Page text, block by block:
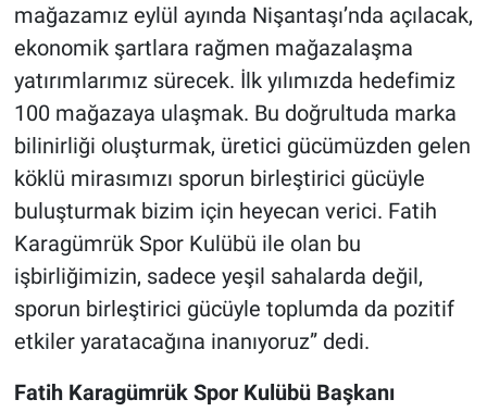
mağazamız eylül ayında Nişantaşı’nda açılacak,
ekonomik şartlara rağmen mağazalaşma
yatırımlarımız sürecek. İlk yılımızda hedefimiz
100 mağazaya ulaşmak. Bu doğrultuda marka
bilinirliği oluşturmak, üretici gücümüzden gelen
köklü mirasımızı sporun birleştirici gücüyle
buluşturmak bizim için heyecan verici. Fatih
Karagümrük Spor Kulübü ile olan bu
işbirliğimizin, sadece yeşil sahalarda değil,
sporun birleştirici gücüyle toplumda da pozitif
etkiler yaratacağına inanıyoruz” dedi.
Fatih Karagümrük Spor Kulübü Başkanı